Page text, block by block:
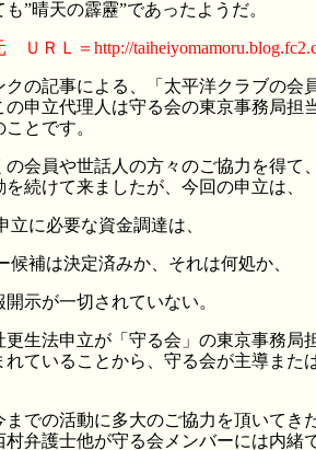
”晴天の霹靂”であったようだ。
ＲＬ＝http://
の記事による、「太平洋クラブの会
の申立代理人は守る会の東京事務局担
とです。
会員や世話人の方々のご協力を得て
続けて来ましたが、今回の申立は、
必要な資金調達は、
は決定済みか、それは何処か、
示が一切されていない。
生法申立が「守る会」の東京事務局
れていることから、守る会が主導また
での活動に多大のご協力を頂いてき
村弁護士他が守る会メンバーには内緒